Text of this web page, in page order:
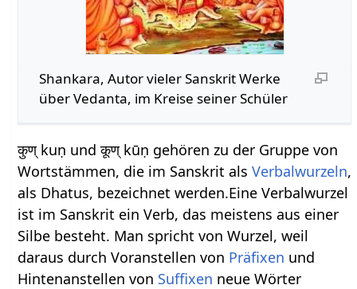
Shankara, Autor vieler Sanskrit Werke
über Vedanta, im Kreise seiner Schüler
कुण् kuṇ und कूण् kūṇ gehören zu der Gruppe von
Wortstämmen, die im Sanskrit alsVerbalwurzeln,
als Dhatus, bezeichnet werden.Eine Verbalwurzel
ist im Sanskrit ein Verb, das meistens aus einer
Silbe besteht. Man spricht von Wurzel, weil
daraus durch Voranstellen von Präfixen und
Hintenanstellen von Suffixen neue Wörter